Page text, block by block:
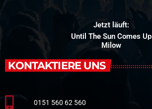
Jetzt läuft:
Until The Sun Comes Up
Milow
KONTAKTIERE UNS
0151 560 62 560